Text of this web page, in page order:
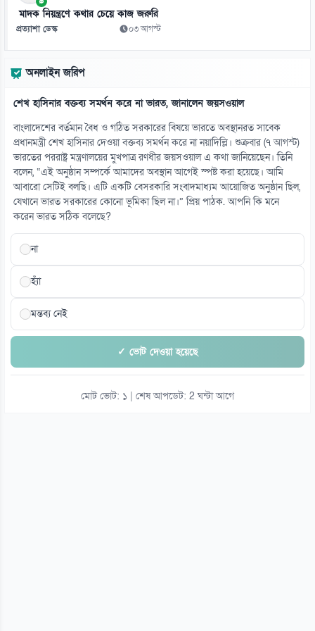
০৭ আগস্ট
০৭ আগস্ট
১৪
৪১ বছরের ইতিহাসে প্রথমবার সৌদি তেল আমদানি বন্ধ যুক্তরাষ্ট্রের
০৭ আগস্ট
১৫
সৌদিতে ইরানপন্থিদের দ্বিমুখী হামলার আশঙ্কা
০৭ আগস্ট
মাদক নিয়ন্ত্রণে কথার চেয়ে কাজ জরুরি
প্রত্যাশা ডেস্ক ০৩ আগস্ট
অনলাইন জরিপ
শেখ হাসিনার বক্তব্য সমর্থন করে না ভারত, জানালেন জয়সওয়াল
বাংলাদেশের বর্তমান বৈধ ও গঠিত সরকারের বিষয়ে ভারতে অবস্থানরত সাবেক
প্রধানমন্ত্রী শেখ হাসিনার দেওয়া বক্তব্য সমর্থন করে না নয়াদিল্লি। শুক্রবার (৭ আগস্ট)
ভারতের পররাষ্ট্র মন্ত্রণালয়ের মুখপাত্র রণধীর জয়সওয়াল এ কথা জানিয়েছেন। তিনি
বলেন, “এই অনুষ্ঠান সম্পর্কে আমাদের অবস্থান আগেই স্পষ্ট করা হয়েছে। আমি
আবারো সেটিই বলছি। এটি একটি বেসরকারি সংবাদমাধ্যম আয়োজিত অনুষ্ঠান ছিল,
যেখানে ভারত সরকারের কোনো ভূমিকা ছিল না।” প্রিয় পাঠক. আপনি কি মনে
করেন ভারত সঠিক বলেছে?
না
হ্যাঁ
মন্তব্য নেই
✓ ভোট দেওয়া হয়েছে
মোট ভোট: ১ | শেষ আপডেট: 2 ঘন্টা আগে